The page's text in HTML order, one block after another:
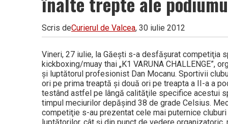
Vâlcea
Scris deCurierul de Valcea, 30 iulie 2012
Vineri, 27 iulie, la Găeşti s-a desfăşurat competiţia
kickboxing/muay thai „K1 VARUNA CHALLENGE”,
şi luptătorul profesionist Dan Mocanu. Sportivii
ori pe prima treaptă şi două ori pe treapta a II-a a
testând astfel pe lângă calităţile specifice acestui
timpul meciurilor depăşind 38 de grade Celsius.
competiţie s-au prezentat cele mai puternice